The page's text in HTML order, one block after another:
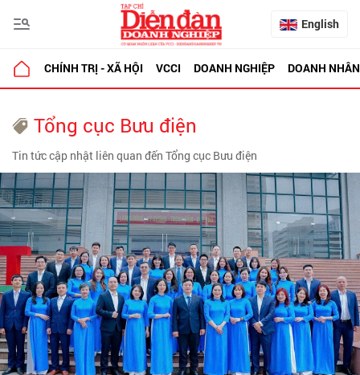
English
CHÍNH TRỊ - XÃ HỘI VCCI DOANH NGHIỆP DOANH NHÂN
Tổng cục Bưu điện
Tin tức cập nhật liên quan đến Tổng cục Bưu điện